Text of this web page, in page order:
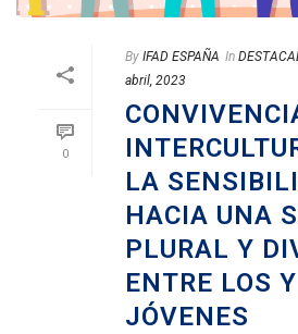
0
By IFAD ESPAÑA In
abril, 2023
LA
HACIA UNA
PLURAL Y
ENTRE LOS
JÓVENES